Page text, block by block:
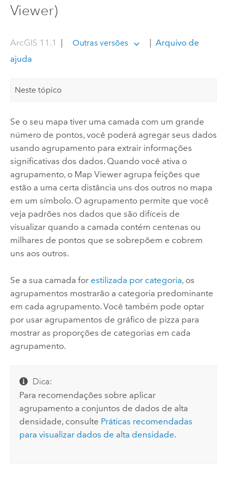
Viewer)
ArcGIS 11.1 | Outras versões | Arquivo de
ajuda
Neste tópico
Se o seu mapa tiver uma camada com um grande
número de pontos, você poderá agregar seus dados
usando agrupamento para extrair informações
significativas dos dados. Quando você ativa o
agrupamento, o Map Vieweragrupa feições que
estão a uma certa distância uns dos outros no mapa
em um símbolo. O agrupamento permite que você
veja padrões nos dados que são difíceis de
visualizar quando a camada contém centenas ou
milhares de pontos que se sobrepõem e cobrem
uns aos outros.
Se a sua camada for estilizada por categoria, os
agrupamentos mostrarão a categoria predominante
em cada agrupamento. Você também pode optar
por usar agrupamentos de gráfico de pizza para
mostrar as proporções de categorias em cada
agrupamento.
Dica:
Para recomendações sobre aplicar
agrupamento a conjuntos de dados de alta
densidade, consulte Práticas recomendadas
para visualizar dados de alta densidade.